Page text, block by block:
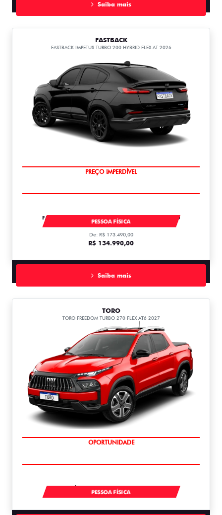
Saiba mais
FASTBACK
FASTBACK IMPETUS TURBO 200 HYBRID FLEX AT 2026
OPORTUNIDADE
FASTBACK IMPETUS TURBO 200 MHEV AT FLEX T200
PESSOA FÍSICA
De: R$ 173.490,00
R$ 134.990,00
Saiba mais
TORO
TORO FREEDOM TURBO 270 FLEX AT6 2027
SUPERVALORIZAÇÃO DO USADO
À VISTA POR R$ 134.990,00
PESSOA FÍSICA